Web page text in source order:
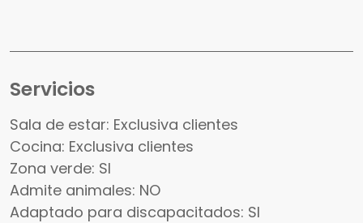
Servicios
Sala de estar: Exclusiva clientes
Cocina: Exclusiva clientes
Zona verde: SI
Admite animales: NO
Adaptado para discapacitados: SI